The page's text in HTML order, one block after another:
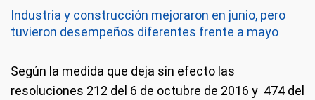
Industria y construcción mejoraron en junio, pero
tuvieron desempeños diferentes frente a mayo
Según la medida que deja sin efecto las
resoluciones 212 del 6 de octubre de 2016 y 474 del